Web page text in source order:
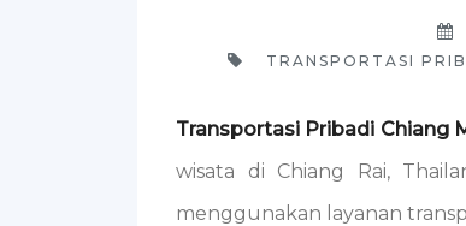
TRANSPORTASI
Transportasi Pribadi Chiang
wisata di Chiang Rai,
menggunakan layanan